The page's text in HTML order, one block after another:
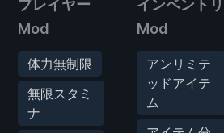
プレイヤー
Mod
体力無制限
無限スタミ
ナ
インベントリ
Mod
アンリミテ
ッドアイテ
ム